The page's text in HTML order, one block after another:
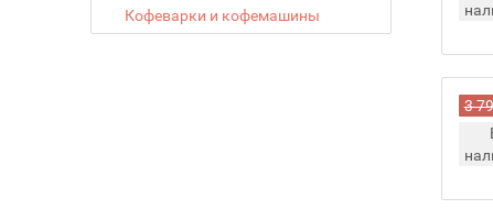
Кофеварки и кофемашины
3